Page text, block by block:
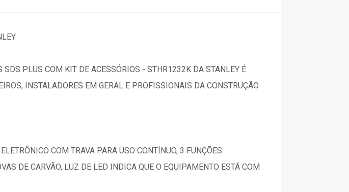
PLUS COM KIT DE ACESSÓRIOS - STHR1232K DA STANLEY É
INSTALADORES EM GERAL E PROFISSIONAIS DA CONSTRUÇÃO
COM TRAVA PARA USO CONTÍNUO, 3 FUNÇÕES:
DE CARVÃO, LUZ DE LED INDICA QUE O EQUIPAMENTO ESTÁ COM